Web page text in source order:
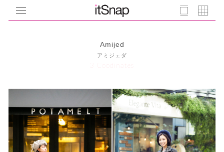
Amijed
アミジェダ
3 Coodinates